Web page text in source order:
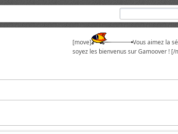
[move]
Vous aimez la
soyez les bienvenus sur Gamoover ! [/